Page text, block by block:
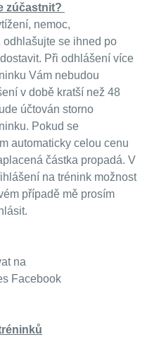
zúčastnit?
nemoc,
se ihned po
Při odhlášení více
Vám nebudou
v době kratší než 48
účtován storno
Pokud se
automaticky celou cenu
částka propadá. V
na trénink možnost
případě mě prosím
na
Facebook